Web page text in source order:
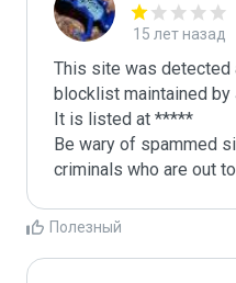
15 лет назад
This site was detected
blocklist maintained by
It is listed at *****
Be wary of spammed
criminals who are out
Полезный